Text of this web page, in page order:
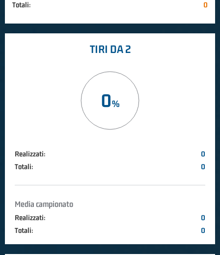
Totali:
0
TIRI DA 2
0
Realizzati:
0
Totali:
0
Media campionato
Realizzati:
0
Totali:
0